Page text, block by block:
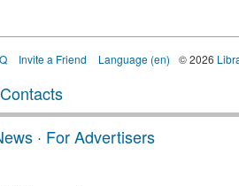
Invite a Friend Language (en) © 2026
· For Advertisers